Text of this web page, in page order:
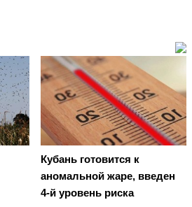
Кубань готовится к
аномальной жаре, введен
4-й уровень риска